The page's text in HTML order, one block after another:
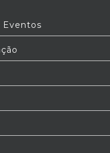
Eventos